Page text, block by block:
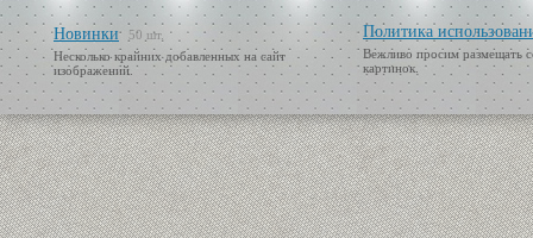
Новинки
50 шт.
Несколько крайних добавленных на сайт
изображений.
Политика
Вежливо просим размещать
картинок.